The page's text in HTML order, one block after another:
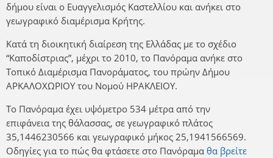
δήμου είναι ο Ευαγγελισμός Καστελλίου και ανήκει στο
γεωγραφικό διαμέρισμα Κρήτης.
Κατά τη διοικητική διαίρεση της Ελλάδας με το σχέδιο
“Καποδίστριας”, μέχρι το 2010, το Πανόραμα ανήκε στο
Τοπικό Διαμέρισμα Πανοράματος, του πρώην Δήμου
ΑΡΚΑΛΟΧΩΡΙΟΥ του Νομού ΗΡΑΚΛΕΙΟΥ.
Το Πανόραμα έχει υψόμετρο 534 μέτρα από την
επιφάνεια της θάλασσας, σε γεωγραφικό πλάτος
35,1446230566 και γεωγραφικό μήκος 25,1941566569.
Οδηγίες για το πώς θα φτάσετε στο Πανόραμα θα βρείτε